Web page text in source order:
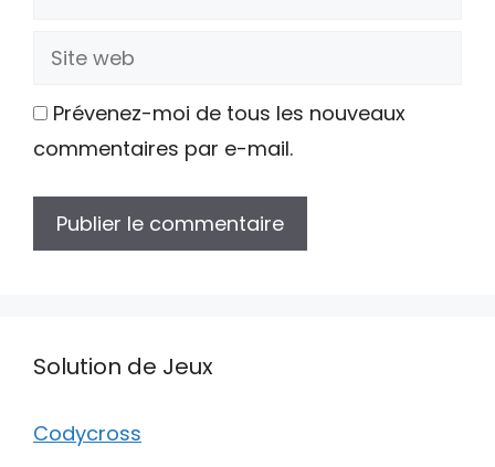
Site
Prévenez-moi de tous les nouveaux
commentaires par e-mail.
Solution de Jeux
Codycross